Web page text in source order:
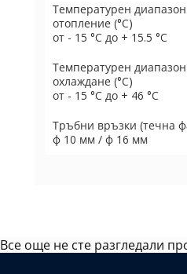
Температурен
отопление (°C)
от - 15 °C до + 15.5 °C
Температурен
охлаждане (°C)
от - 15 °C до + 46 °C
Тръбни връзки (течна
ф 10 мм / ф 16 мм
Все още не сте разгледали